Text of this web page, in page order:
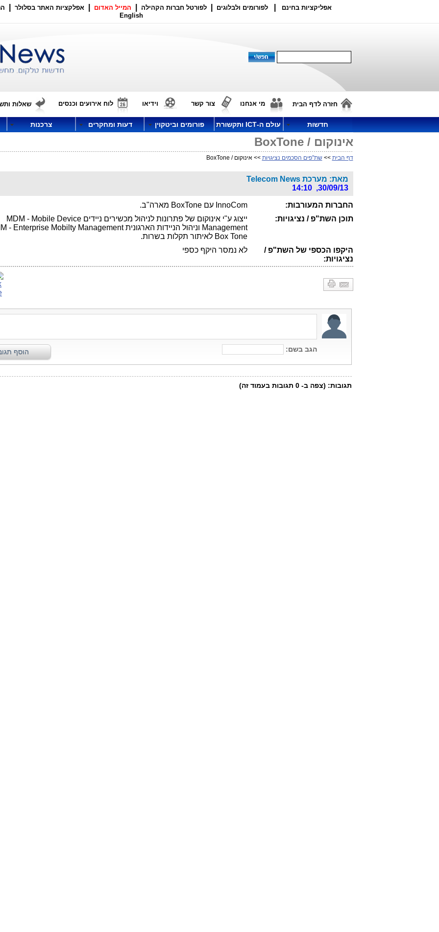
אפליקציות בחינם לפורומים ולבלוגים לפורטל חברות הקהילה המייל האדום אפלקציות האתר בסלולר
English
חזרה לדף הבית מי אנחנו צור קשר וידיאו לוח אירועים וכנסים שאלות
חדשות עולם ה-ICT ותקשורת פורומים וביטקוין דעות ומחקרים צרכנות
אינוקום / BoxTone
דף הבית >>שת"פים הסכמים נציגויות >> אינוקום / BoxTone
מאת: מערכת Telecom News
30/09/13, 14:10
החברות המעורבות:
InnoCom עם BoxTone מארה"ב.
תוכן השת"פ / נציגויות:
ייצוג ע"י אינוקום של פתרונות לניהול מכשירים ניידים MDM - Mobile Device
Box Tone לאיתור תקלות בשרות.
היקפו הכספי של השת"פ /
נציגויות:
לא נמסר היקף כספי